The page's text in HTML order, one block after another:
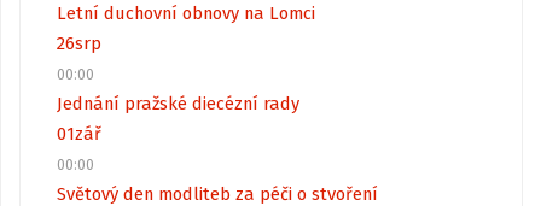
Letní duchovní obnovy na Lomci
26srp
00:00
Jednání pražské diecézní rady
01zář
00:00
Světový den modliteb za péči o stvoření